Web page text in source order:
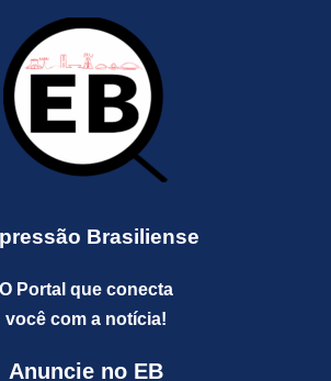
Brasiliense
O Portal que conecta
você com a notícia!
Anuncie no EB